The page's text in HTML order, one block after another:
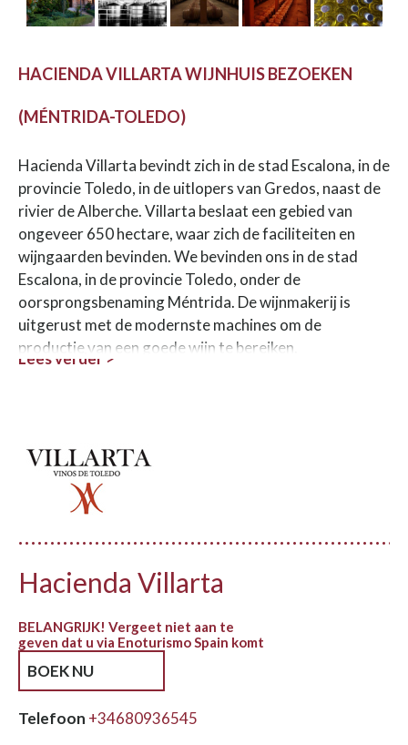
HACIENDA VILLARTA WIJNHUIS BEZOEKEN
(MÉNTRIDA-TOLEDO)
Hacienda Villarta bevindt zich in de stad Escalona, in de
provincie Toledo, in de uitlopers van Gredos, naast de
rivier de Alberche. Villarta beslaat een gebied van
ongeveer 650 hectare, waar zich de faciliteiten en
wijngaarden bevinden. We bevinden ons in de stad
Escalona, in de provincie Toledo, onder de
oorsprongsbenaming Méntrida. De wijnmakerij is
uitgerust met de modernste machines om de
productie van een goede wijn te bereiken.
Lees verder >
Hacienda Villarta
BOEK NU
BELANGRIJK! Vergeet niet aan te
geven dat u via Enoturismo Spain komt
Telefoon +34680936545